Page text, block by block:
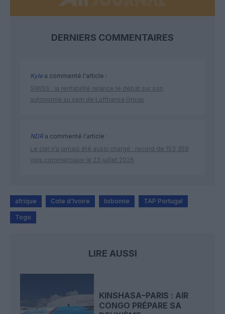
DERNIERS COMMENTAIRES
Kylea commenté l'article :
SWISS : la rentabilité relance le débat sur son
autonomie au sein de Lufthansa Group
NDRa commenté l'article :
Le ciel n’a jamais été aussi chargé : record de 153 359
vols commerciaux le 23 juillet 2026
afrique Cote d'Ivoire lisbonne TAP Portugal
Togo
LIRE AUSSI
KINSHASA–PARIS : AIR
CONGO PRÉPARE SA